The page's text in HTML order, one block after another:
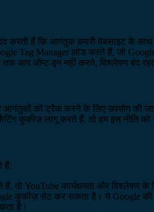
करती हैं कि आगंतुक हमारी वेबसाइट के
Tag Manager लोड करते हैं, जो
तक आप ऑप्ट-इन नहीं करते, विश्लेषण बंद
आगंतुकों को ट्रैक करने के लिए उपयोग की
कुकीज़ लागू करते हैं, तो हम इस
हैं:
YouTube कार्यक्षमता और विश्लेषण के
सेट कर सकता है। ये Google की
है।